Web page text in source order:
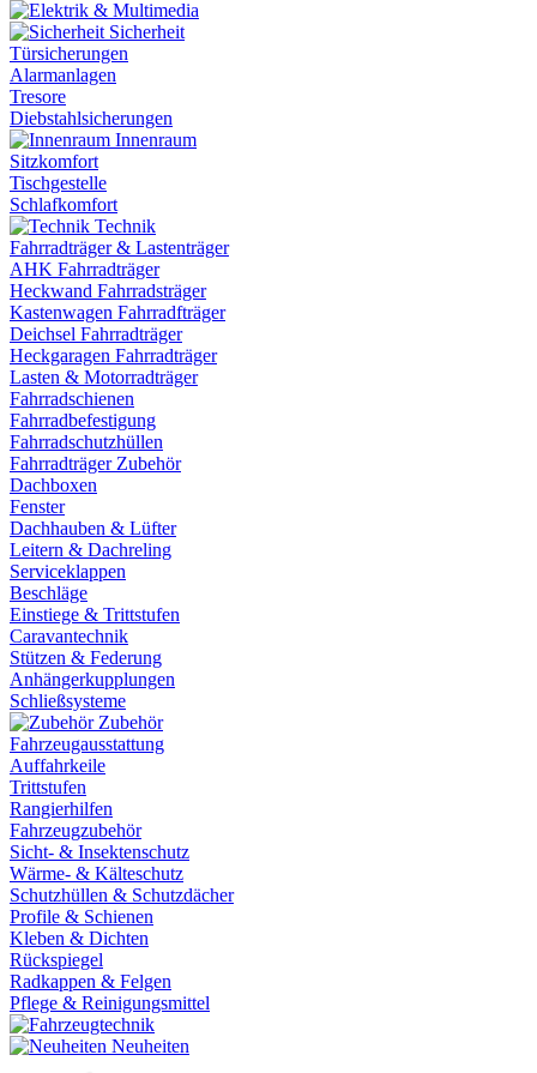
Sicherheit
Türsicherungen
Alarmanlagen
Tresore
Diebstahlsicherungen
Innenraum
Sitzkomfort
Tischgestelle
Schlafkomfort
Technik
Fahrradträger & Lastenträger
AHK Fahrradträger
Heckwand Fahrradsträger
Kastenwagen Fahrradfträger
Deichsel Fahrradträger
Heckgaragen Fahrradträger
Lasten & Motorradträger
Fahrradschienen
Fahrradbefestigung
Fahrradschutzhüllen
Fahrradträger Zubehör
Dachboxen
Fenster
Dachhauben & Lüfter
Leitern & Dachreling
Serviceklappen
Beschläge
Einstiege & Trittstufen
Caravantechnik
Stützen & Federung
Anhängerkupplungen
Schließsysteme
Zubehör
Fahrzeugausstattung
Auffahrkeile
Trittstufen
Rangierhilfen
Fahrzeugzubehör
Sicht- & Insektenschutz
Wärme- & Kälteschutz
Schutzhüllen & Schutzdächer
Profile & Schienen
Kleben & Dichten
Rückspiegel
Radkappen & Felgen
Pflege & Reinigungsmittel
Neuheiten